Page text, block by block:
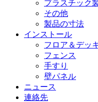
プラスチック
その他
製品の寸法
インストール
フロア＆デッ
フェンス
手すり
壁パネル
ニュース
連絡先